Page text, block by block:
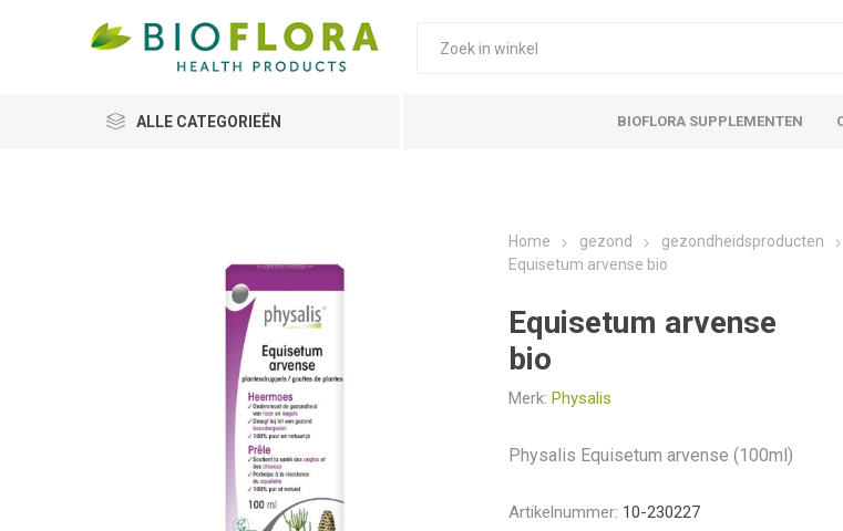
ALLE CATEGORIEËN BIOFLORA SUPPLEMENTEN
Home gezond gezondheidsproducten
Equisetum arvense bio
Equisetum arvense
bio
Merk: Physalis
Physalis Equisetum arvense (100ml)
Artikelnummer: 10-230227